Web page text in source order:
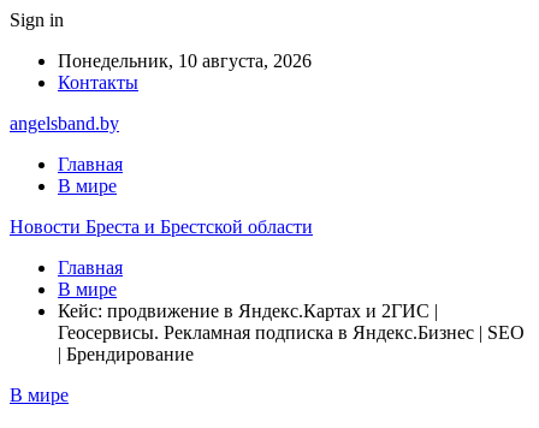
Sign in
Понедельник, 10 августа, 2026
Контакты
angelsband.by
Главная
В мире
Новости Бреста и Брестской области
Главная
В мире
Кейс: продвижение в Яндекс.Картах и 2ГИС |
Геосервисы. Рекламная подписка в Яндекс.Бизнес | SEO
| Брендирование
В мире